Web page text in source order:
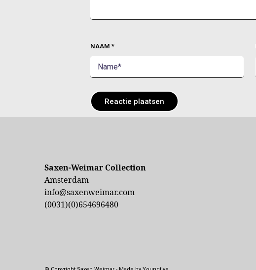
NAAM*
Saxen-Weimar Collection
Amsterdam
info@saxenweimar.com
(0031)(0)654696480